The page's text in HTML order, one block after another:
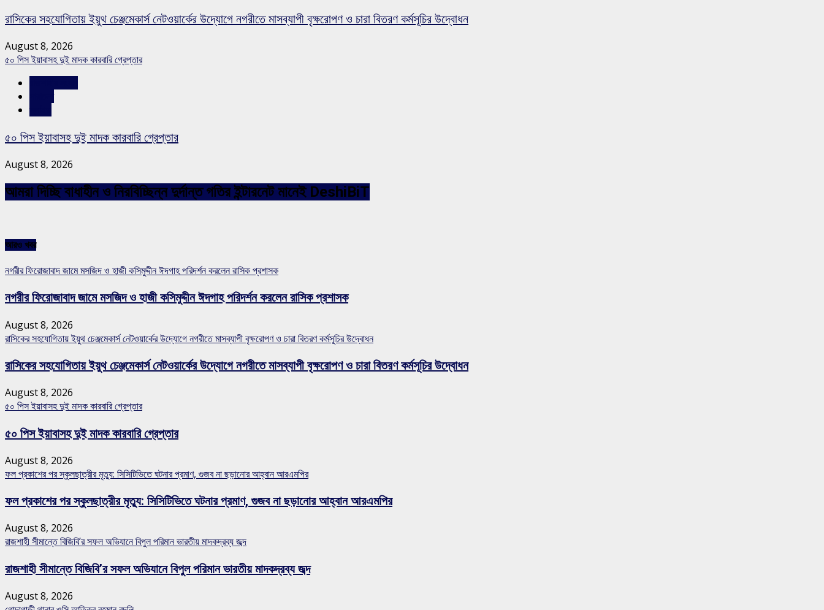
রাসিকের সহযোগিতায় ইয়ুথ চেঞ্জমেকার্স নেটওয়ার্কের উদ্যোগে নগরীতে মাসব্যাপী বৃক্ষরোপণ ও চারা বিতরণ কর্মসূচির উদ্বোধন
August 8, 2026
৫০ পিস ইয়াবাসহ দুই মাদক কারবারি গ্রেপ্তার
৫০ পিস ইয়াবাসহ দুই মাদক কারবারি গ্রেপ্তার
August 8, 2026
আমরা দিচ্ছি বাধাহীন ও নিরবিচ্ছিন্ন দুর্দান্ত গতির ইন্টারনেট মানেই DeshiBiT
আরও খবর
নগরীর ফিরোজাবাদ জামে মসজিদ ও হাজী কসিমুদ্দীন ঈদগাহ পরিদর্শন করলেন রাসিক প্রশাসক
নগরীর ফিরোজাবাদ জামে মসজিদ ও হাজী কসিমুদ্দীন ঈদগাহ পরিদর্শন করলেন রাসিক প্রশাসক
August 8, 2026
রাসিকের সহযোগিতায় ইয়ুথ চেঞ্জমেকার্স নেটওয়ার্কের উদ্যোগে নগরীতে মাসব্যাপী বৃক্ষরোপণ ও চারা বিতরণ কর্মসূচির উদ্বোধন
রাসিকের সহযোগিতায় ইয়ুথ চেঞ্জমেকার্স নেটওয়ার্কের উদ্যোগে নগরীতে মাসব্যাপী বৃক্ষরোপণ ও চারা বিতরণ কর্মসূচির উদ্বোধন
August 8, 2026
৫০ পিস ইয়াবাসহ দুই মাদক কারবারি গ্রেপ্তার
৫০ পিস ইয়াবাসহ দুই মাদক কারবারি গ্রেপ্তার
August 8, 2026
ফল প্রকাশের পর স্কুলছাত্রীর মৃত্যু: সিসিটিভিতে ঘটনার প্রমাণ, গুজব না ছড়ানোর আহ্বান আরএমপির
ফল প্রকাশের পর স্কুলছাত্রীর মৃত্যু: সিসিটিভিতে ঘটনার প্রমাণ, গুজব না ছড়ানোর আহ্বান আরএমপির
August 8, 2026
রাজশাহী সীমান্তে বিজিবি’র সফল অভিযানে বিপুল পরিমান ভারতীয় মাদকদ্রব্য জব্দ
রাজশাহী সীমান্তে বিজিবি’র সফল অভিযানে বিপুল পরিমান ভারতীয় মাদকদ্রব্য জব্দ
August 8, 2026